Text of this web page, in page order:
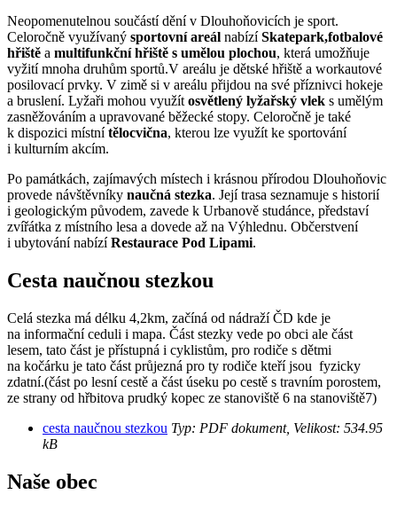
Neopomenutelnou součástí dění v Dlouhoňovicích je sport.
Celoročně využívaný sportovní areál nabízíSkatepark,fotbalové
hřiště a multifunkční hřiště s umělou plochou, která umožňuje
vyžití mnoha druhům sportů.V areálu je dětské hřiště a workautové
posilovací prvky. V zimě si v areálu přijdou na své příznivci hokeje
a bruslení. Lyžaři mohou využít osvětlený lyžařský vlek s umělým
zasněžováním a upravované běžecké stopy. Celoročně je také
k dispozici místnítělocvična, kterou lze využít ke sportování
i kulturním akcím.
Po památkách, zajímavých místech i krásnou přírodou Dlouhoňovic
provede návštěvníky naučná stezka. Její trasa seznamuje s historií
i geologickým původem, zavede k Urbanově studánce, představí
zvířátka z místního lesa a dovede až na Výhlednu. Občerstvení
i ubytování nabízíRestaurace Pod Lipami.
Cesta naučnou stezkou
Celá stezka má délku 4,2km, začíná od nádraží ČD kde je
na informační ceduli i mapa. Část stezky vede po obci ale část
lesem, tato část je přístupná i cyklistům, pro rodiče s dětmi
na kočárku je tato část průjezná pro ty rodiče kteří jsou fyzicky
zdatní.(část po lesní cestě a část úseku po cestě s travním porostem,
ze strany od hřbitova prudký kopec ze stanoviště 6 na stanoviště7)
cesta naučnou stezkou Typ: PDF dokument, Velikost: 534.95
kB
Naše obec